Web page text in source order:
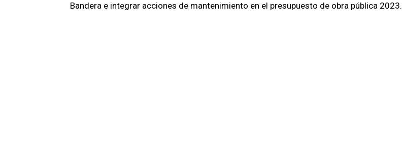
Bandera e integrar acciones de mantenimiento en el presupuesto de obra pública 2023.